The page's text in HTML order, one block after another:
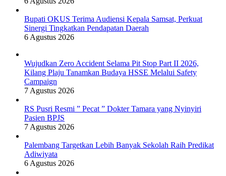
Bupati OKUS Terima Audiensi Kepala Samsat, Perkuat
Sinergi Tingkatkan Pendapatan Daerah
6 Agustus 2026
Wujudkan Zero Accident Selama Pit Stop Part II 2026,
Kilang Plaju Tanamkan Budaya HSSE Melalui Safety
Campaign
7 Agustus 2026
RS Pusri Resmi ” Pecat ” Dokter Tamara yang Nyinyiri
Pasien BPJS
7 Agustus 2026
Palembang Targetkan Lebih Banyak Sekolah Raih Predikat
Adiwiyata
6 Agustus 2026